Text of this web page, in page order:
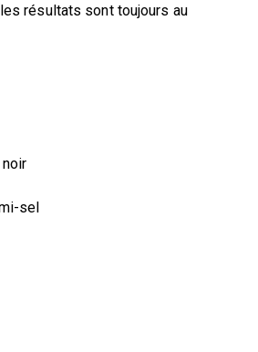
résultats sont toujours au
sel